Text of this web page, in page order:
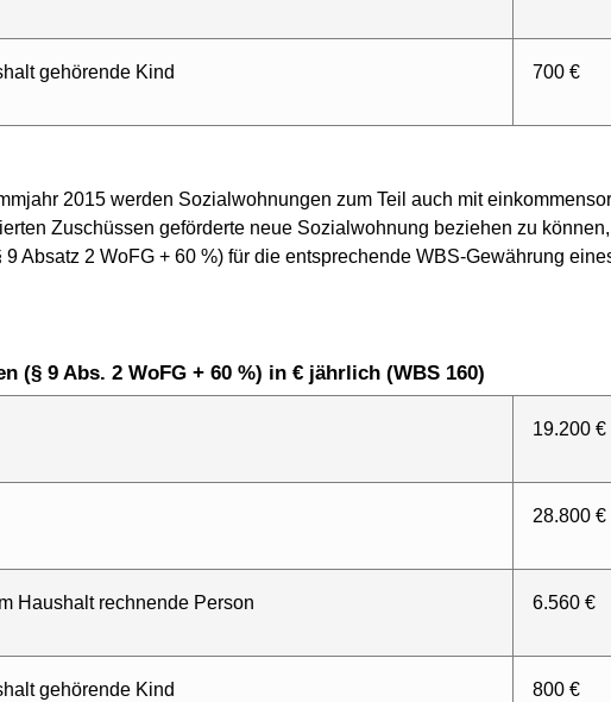
gehörende Kind 700 €
2015 werden Sozialwohnungen zum Teil auch mit
Zuschüssen geförderte neue Sozialwohnung beziehen zu
Absatz 2 WoFG + 60 %) für die entsprechende WBS-Gewährung
(§ 9 Abs. 2 WoFG + 60 %) in € jährlich (WBS 160)
19.200 €
28.800 €
Haushalt rechnende Person 6.560 €
gehörende Kind 800 €